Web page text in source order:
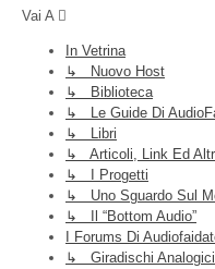
Vai A
In Vetrina
↳ Nuovo Host
↳ Biblioteca
↳ Le Guide Di
↳ Libri
↳ Articoli, Link Ed
↳ I Progetti
↳ Uno Sguardo Sul
↳ Il “Bottom Audio”
I Forums Di
↳ Giradischi Analogici